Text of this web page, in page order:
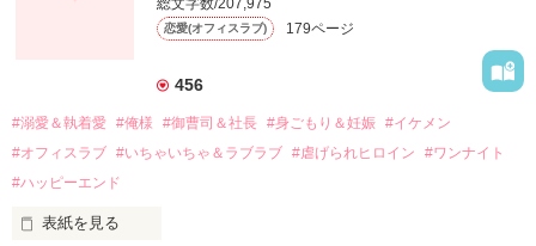
関係修復もできないまま、美桜は両親の離婚によって
引っ越すことになり、哲平とも離れ離れになった。
それから約十二年後。
過去の傷から、二度と会いたくないと思っていた哲平に
運命のような再会を果たす。
酔った勢いで一夜を共にしてしまった。
さらに、美桜が初めてだと知った哲平は
恋愛(オフィスラブ) 179ページ
456
#溺愛＆執着愛 #俺様 #御曹司＆社長 #身ごもり＆妊娠 #イケメン
#オフィスラブ #いちゃいちゃ＆ラブラブ #虐げられヒロイン
#ワンナイト
#ハッピーエンド
表紙を見る